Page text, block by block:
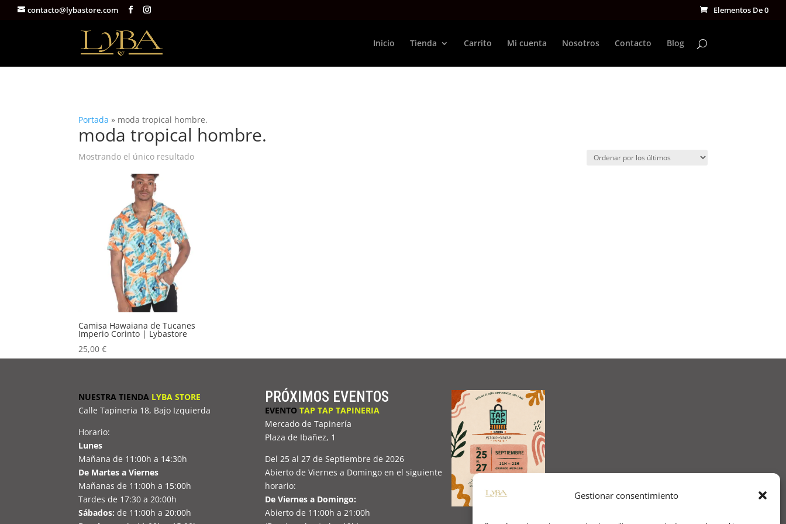
Gestionar consentimiento
contacto@lybastore.com Elementos De 0
Inicio Tienda Carrito Mi cuenta Nosotros Contacto Blog
Portada » moda tropical hombre.
moda tropical hombre.
Mostrando el único resultado
Camisa Hawaiana de Tucanes
Imperio Corinto | Lybastore
25,00€
NUESTRA TIENDA LYBA STORE
Calle Tapineria 18, Bajo Izquierda
Horario:
Lunes
Mañana de 11:00h a 14:30h
De Martes a Viernes
Mañanas de 11:00h a 15:00h
Tardes de 17:30 a 20:00h
Sábados: de 11:00h a 20:00h
PRÓXIMOS EVENTOS
EVENTO TAP TAP TAPINERIA
Mercado de Tapinería
Plaza de Ibañez, 1
Del 25 al 27 de Septiembre de 2026
Abierto de Viernes a Domingo en el siguiente
horario:
De Viernes a Domingo:
Abierto de 11:00h a 21:00h